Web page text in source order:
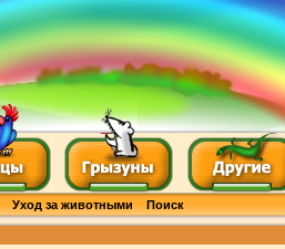
Уход за животными Поиск